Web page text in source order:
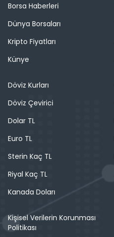
Borsa Haberleri
Dünya Borsaları
Kripto Fiyatları
Künye
Döviz Kurları
Döviz Çevirici
Dolar TL
Euro TL
Sterin Kaç TL
Riyal Kaç TL
Kanada Doları
Kişisel Verilerin Korunması
Politikası